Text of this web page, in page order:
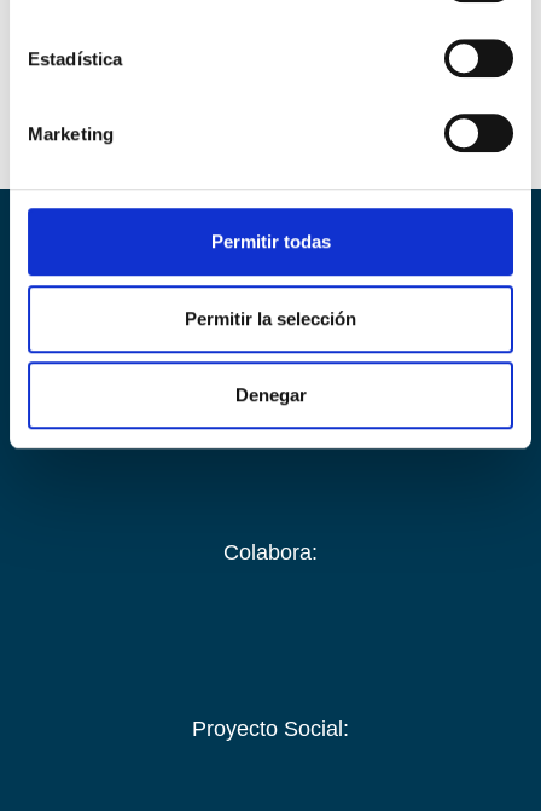
Estadística
Marketing
Permitir todas
Permitir la selección
Denegar
Colabora:
Proyecto Social: